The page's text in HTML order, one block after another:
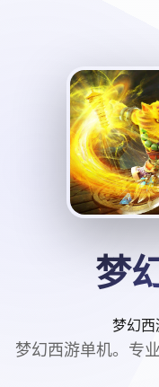
梦
梦幻
梦幻西游单机。专